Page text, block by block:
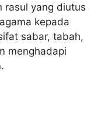
rasul yang diutus
kepada
sabar, tabah,
menghadapi